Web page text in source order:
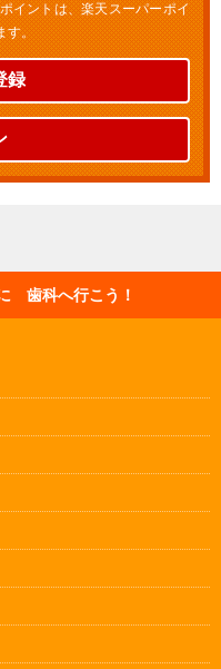
イントは、楽天スーパーポイ
す。
録
歯科へ行こう！